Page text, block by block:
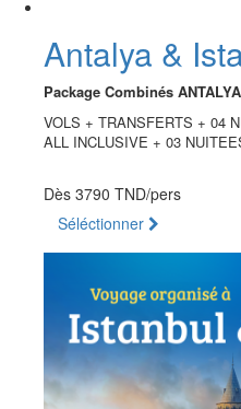
Antalya &
Package Combinés
VOLS + TRANSFERTS + 04
ALL INCLUSIVE + 03
Dès 3790 TND/pers
Séléctionner